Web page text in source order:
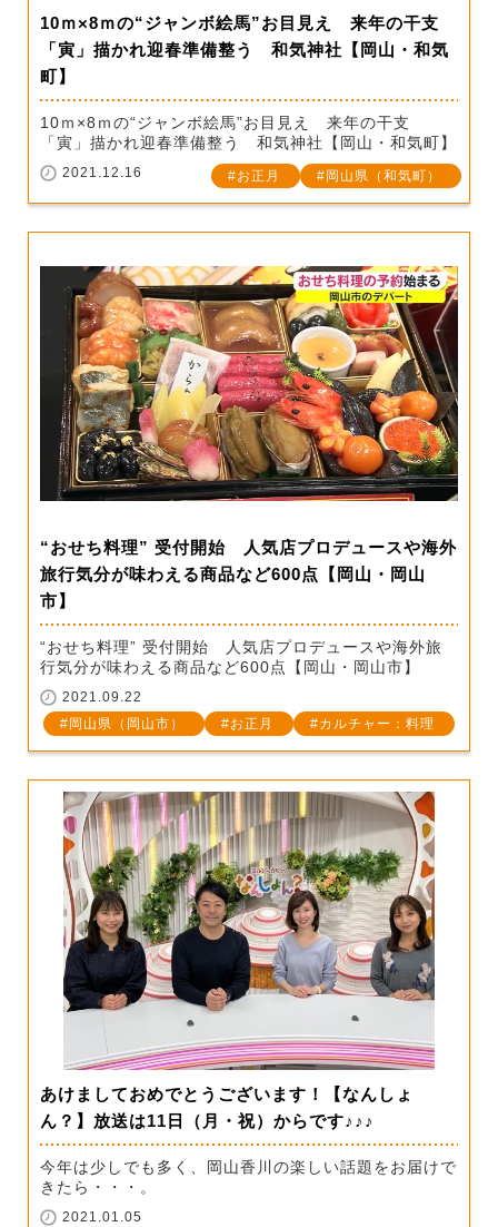
10ｍ×8ｍの“ジャンボ絵馬”お目見え 来年の干支
「寅」描かれ迎春準備整う 和気神社【岡山・和気
町】
10ｍ×8ｍの“ジャンボ絵馬”お目見え 来年の干支
「寅」描かれ迎春準備整う 和気神社【岡山・和気町】
2021.12.16 お正月 岡山県（和気町）
“おせち料理” 受付開始 人気店プロデュースや海外
旅行気分が味わえる商品など600点【岡山・岡山
市】
“おせち料理” 受付開始 人気店プロデュースや海外旅
行気分が味わえる商品など600点【岡山・岡山市】
2021.09.22
岡山県（岡山市）
お正月 カルチャー：料理
あけましておめでとうございます！【なんしょ
ん？】放送は11日（月・祝）からです♪♪♪
今年は少しでも多く、岡山香川の楽しい話題をお届けで
きたら・・・。
2021.01.05